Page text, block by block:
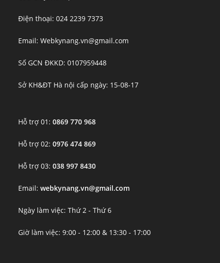
Điện thoại: 024 2239 7373
Email: Webkynang.vn@gmail.com
Số GCN ĐKKD: 0107959448
Sở KH&ĐT Hà nội cấp ngày: 15-08-17
Hỗ trợ 01:0869 770 968
Hỗ trợ 02:0976 474 869
Hỗ trợ 03:038 997 8430
Email:webkynang.vn@gmail.com
Ngày làm việc: Thứ 2 - Thứ 6
Giờ làm việc: 9:00 - 12:00 & 13:30 - 17:00